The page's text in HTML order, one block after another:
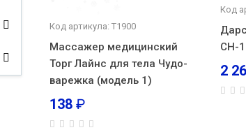
Код артикула: Т1900
Массажер медицинский
Торг Лайнс для тела Чудо-
варежка (модель 1)
138 ₽
Код
СН-
2